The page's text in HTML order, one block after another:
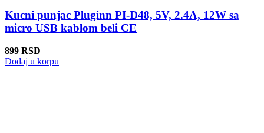
Kucni punjac Pluginn PI-D48, 5V, 2.4A, 12W sa
micro USB kablom beli CE
899 RSD
Dodaj u korpu